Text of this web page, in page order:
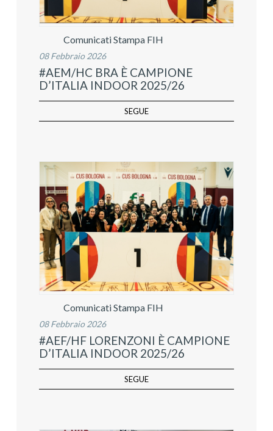
Comunicati Stampa FIH
08 Febbraio 2026
#AEM/HC BRA È CAMPIONE
D’ITALIA INDOOR 2025/26
SEGUE
Comunicati Stampa FIH
08 Febbraio 2026
#AEF/HF LORENZONI È CAMPIONE
D’ITALIA INDOOR 2025/26
SEGUE